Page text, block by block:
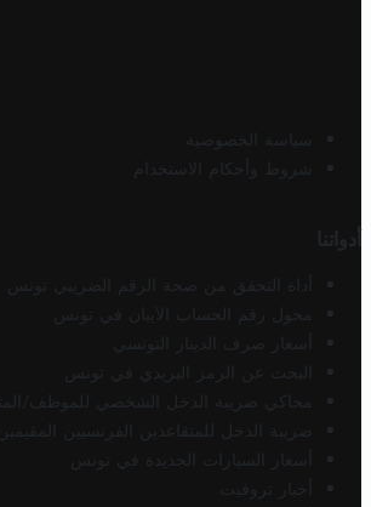
سياسة الخصوصية
شروط وأحكام الاستخدام
أدواتنا
أداة التحقق من صحة الرقم الضريبي تونس
محول رقم الحساب الآيبان في تونس
أسعار صرف الدينار التونسي
البحث عن الرمز البريدي في تونس
محاكي ضريبة الدخل الشخصي للموظف/
ضريبة الدخل للمتقاعدين الفرنسيين
أسعار السيارات الجديدة في تونس
أخبار تروفيت